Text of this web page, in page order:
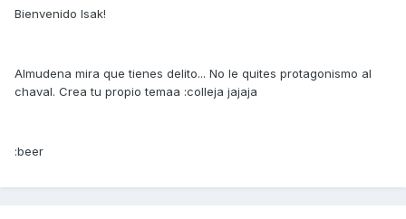
Bienvenido Isak!
Almudena mira que tienes delito... No le quites protagonismo al
chaval. Crea tu propio temaa :colleja jajaja
:beer